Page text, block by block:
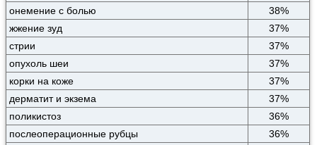
онемение с болью
38%
жжение зуд
37%
стрии
37%
опухоль шеи
37%
корки на коже
37%
дерматит и экзема
37%
поликистоз
36%
послеоперационные рубцы
36%